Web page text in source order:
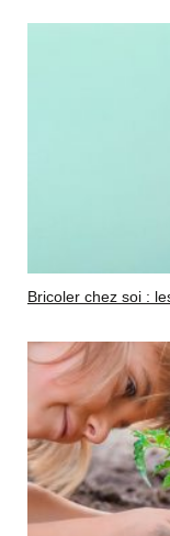
Bricoler chez soi :